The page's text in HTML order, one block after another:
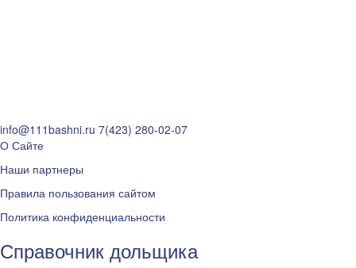
info@111bashni.ru 7(423) 280-02-07
О Сайте
Наши партнеры
Правила пользования сайтом
Политика конфиденциальности
Справочник дольщика